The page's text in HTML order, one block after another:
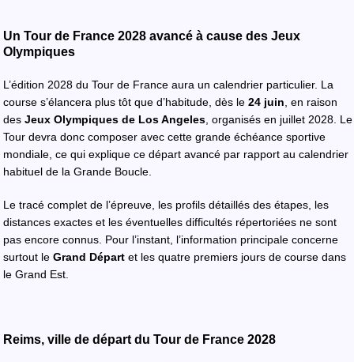
Un Tour de France 2028 avancé à cause des Jeux
Olympiques
L’édition 2028 du Tour de France aura un calendrier particulier. La
course s’élancera plus tôt que d’habitude, dès le 24 juin , en raison
des Jeux Olympiques de Los Angeles , organisés en juillet 2028. Le
Tour devra donc composer avec cette grande échéance sportive
mondiale, ce qui explique ce départ avancé par rapport au calendrier
habituel de la Grande Boucle.
Le tracé complet de l’épreuve, les profils détaillés des étapes, les
distances exactes et les éventuelles difficultés répertoriées ne sont
pas encore connus. Pour l’instant, l’information principale concerne
surtout le Grand Départ et les quatre premiers jours de course dans
le Grand Est.
Reims, ville de départ du Tour de France 2028